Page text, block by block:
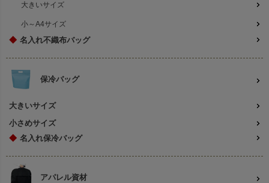
大きいサイズ
小～A4サイズ
◆ 名入れ不織布バッグ
保冷バッグ
大きいサイズ
小さめサイズ
◆ 名入れ保冷バッグ
アパレル資材